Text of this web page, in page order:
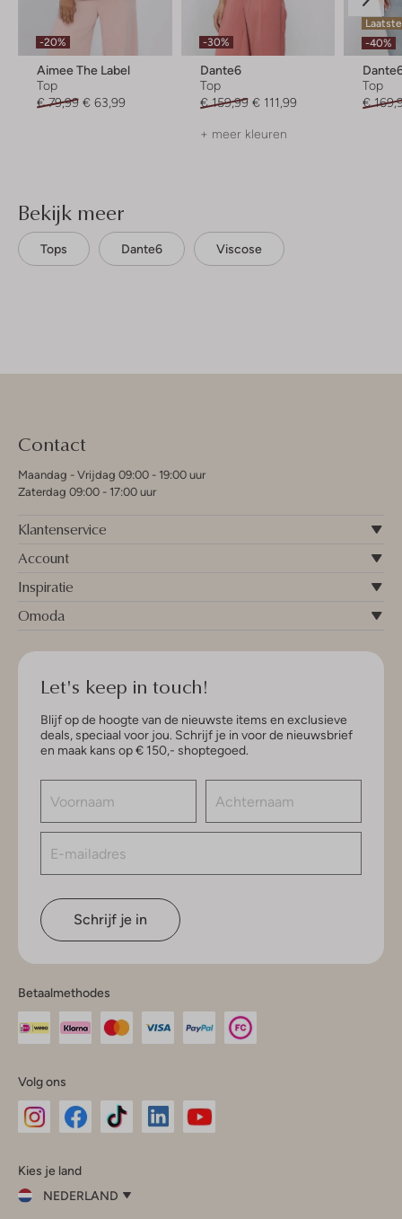
-20%
Aimee The Label
Top
€ 79,99 € 63,99
-30%
Dante6
Top
€ 159,99 € 111,99
+ meer kleuren
-40%
Top
€
Bekijk meer
Tops Dante6 Viscose
Contact
Maandag - Vrijdag 09:00 - 19:00 uur
Zaterdag 09:00 - 17:00 uur
Klantenservice
Account
Inspiratie
Omoda
Let's keep in touch!
Blijf op de hoogte van de nieuwste items en exclusieve
deals, speciaal voor jou. Schrijf je in voor de nieuwsbrief
en maak kans op € 150,- shoptegoed.
Schrijf je in
Betaalmethodes
Volg ons
InstagramFacebook
Kies je land
NEDERLAND